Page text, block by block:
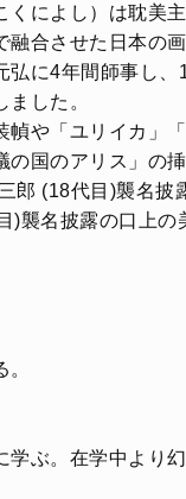
くによし）は耽美
融合させた日本の
弘に4年間師事し、
ました。
幀や「ユリイカ」
の国のアリス」の
郎 (18代目)襲名披
)襲名披露の口上の
学ぶ。在学中より